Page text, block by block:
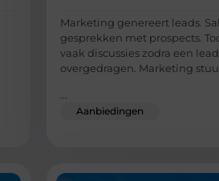
Marketing genereert leads.
gesprekken met prospects.
vaak discussies zodra een
overgedragen. Marketing
...
Aanbiedingen